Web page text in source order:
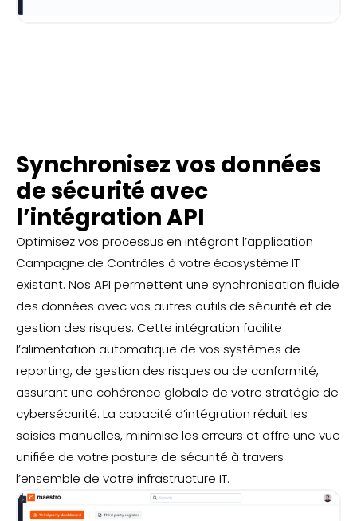
Synchronisez vos données
de sécurité avec
l’intégration API
Optimisez vos processus en intégrant l’application
Campagne de Contrôles à votre écosystème IT
existant. Nos API permettent une synchronisation fluide
des données avec vos autres outils de sécurité et de
gestion des risques. Cette intégration facilite
l’alimentation automatique de vos systèmes de
reporting, de gestion des risques ou de conformité,
assurant une cohérence globale de votre stratégie de
cybersécurité. La capacité d’intégration réduit les
saisies manuelles, minimise les erreurs et offre une vue
unifiée de votre posture de sécurité à travers
l’ensemble de votre infrastructure IT.